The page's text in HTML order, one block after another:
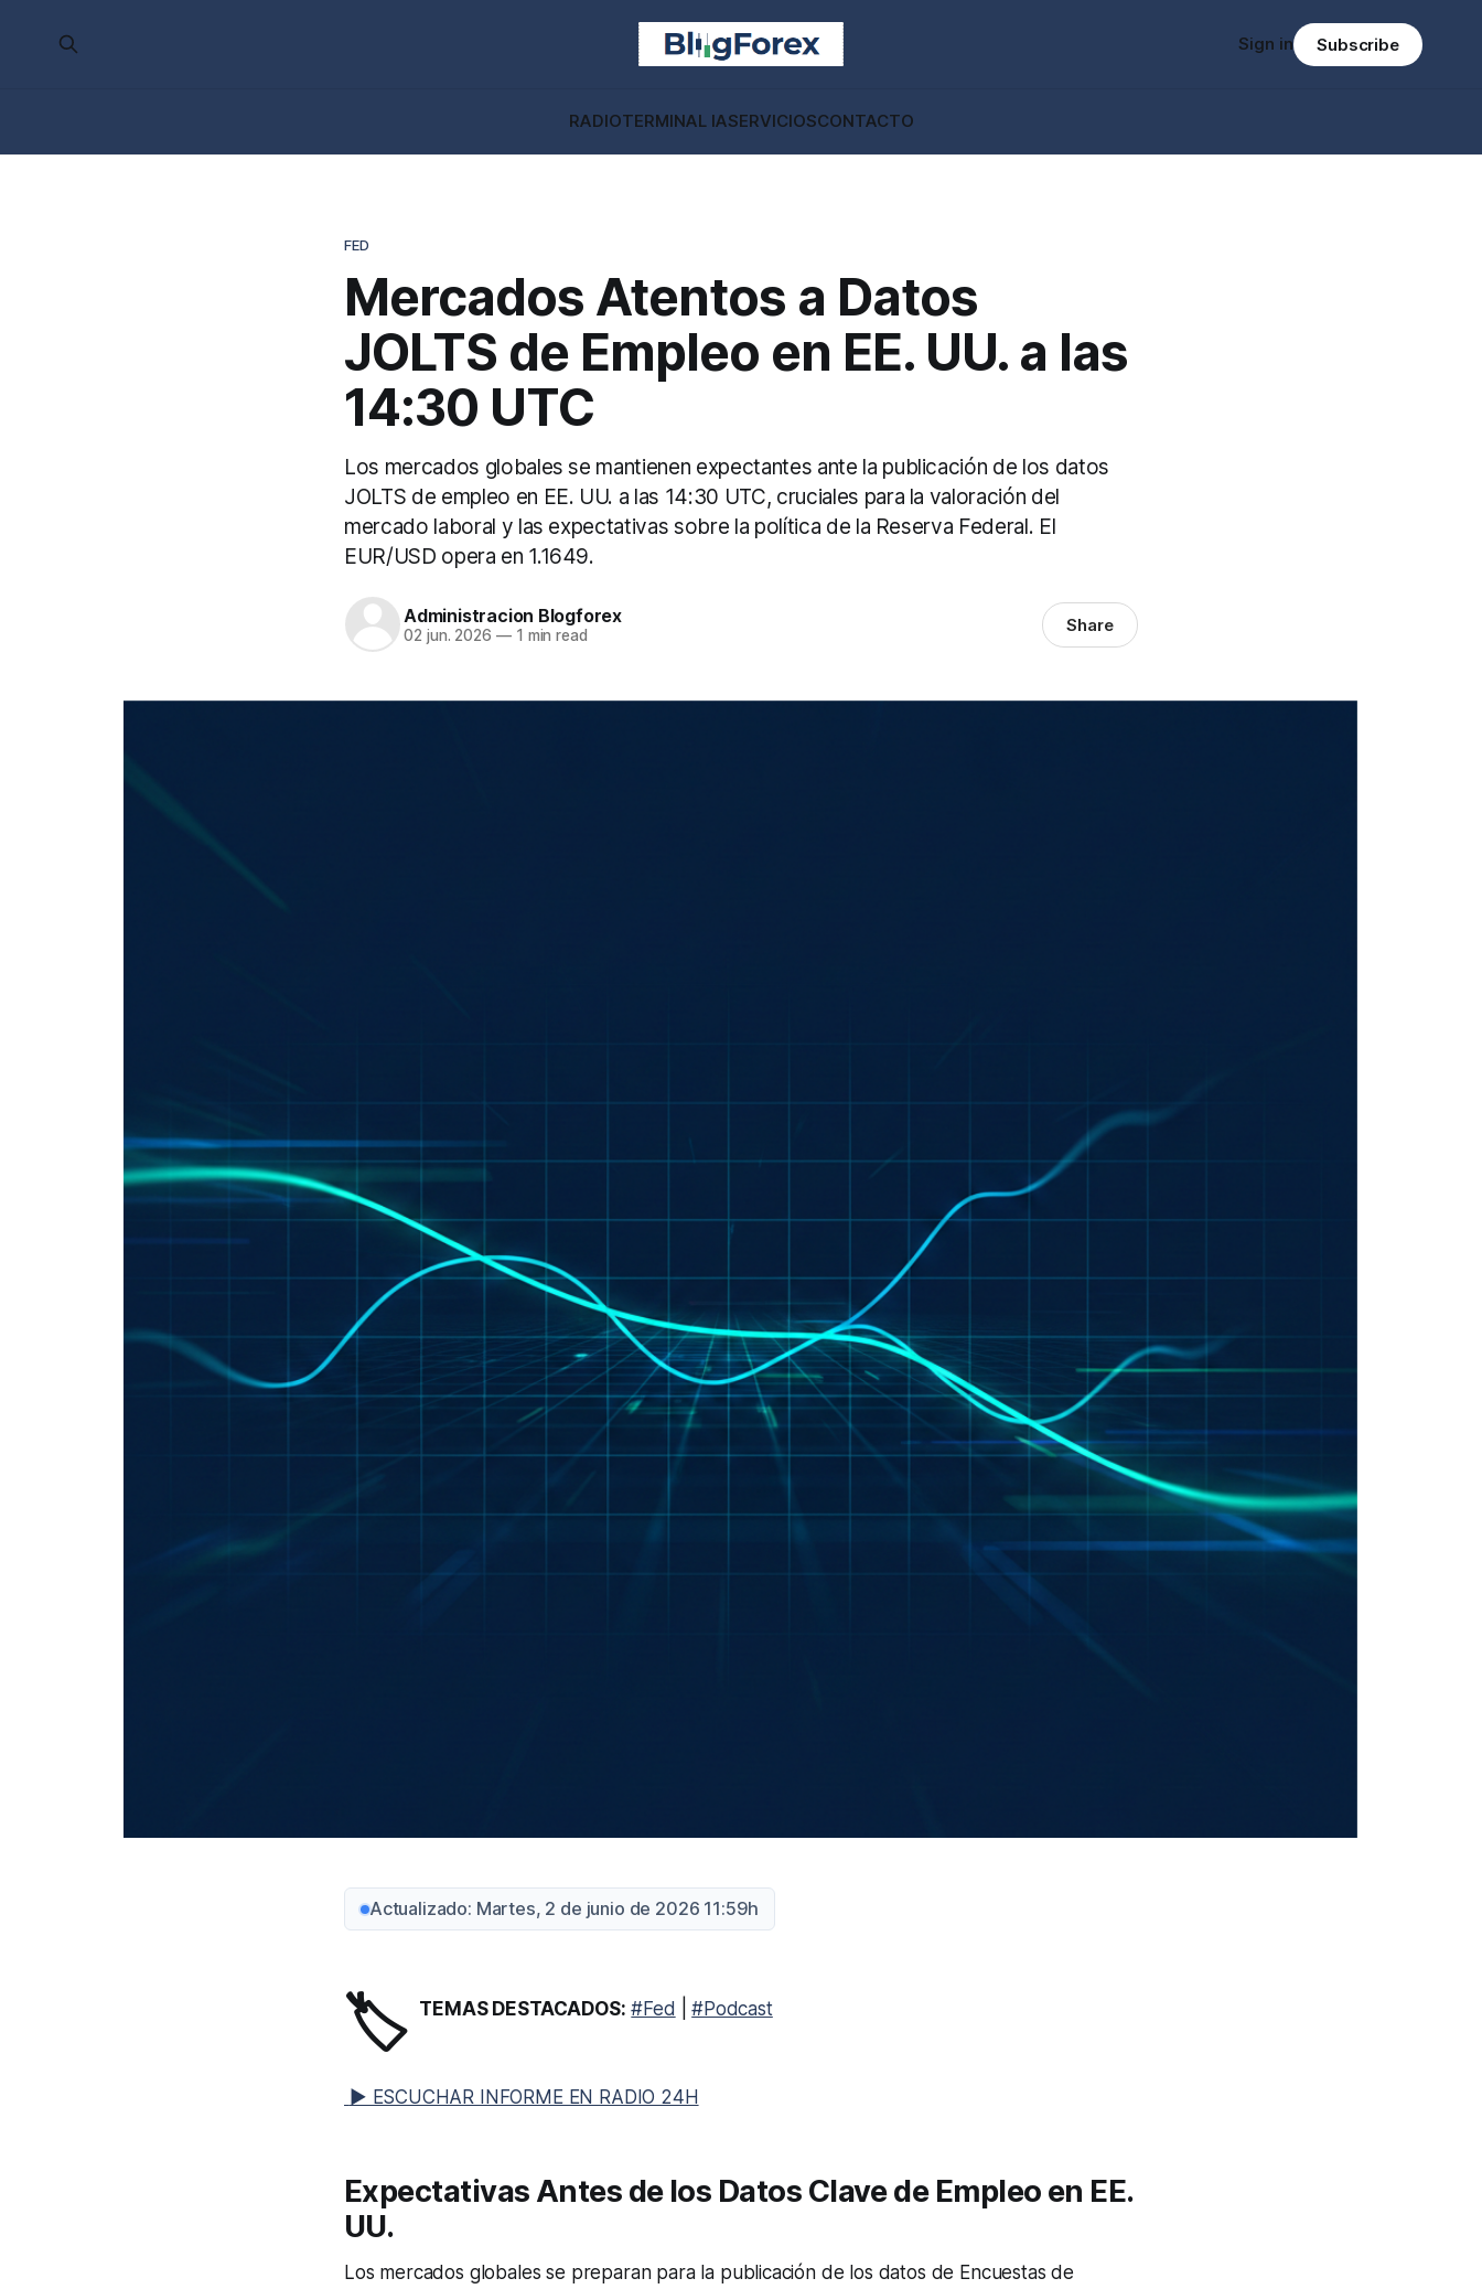
RADIOTERMINAL IASERVICIOSCONTACTO
Sign in Subscribe
FED
Mercados Atentos a Datos
JOLTS de Empleo en EE. UU. a las
14:30 UTC
Los mercados globales se mantienen expectantes ante la publicación de los datos
JOLTS de empleo en EE. UU. a las 14:30 UTC, cruciales para la valoración del
mercado laboral y las expectativas sobre la política de la Reserva Federal. El
EUR/USD opera en 1.1649.
Administracion Blogforex
02 jun. 2026 —1 min read Share
Actualizado: Martes, 2 de junio de 2026 11:59h
🏷️ TEMAS DESTACADOS: #Fed |#Podcast
▶ ESCUCHAR INFORME EN RADIO 24H
Expectativas Antes de los Datos Clave de Empleo en EE.
UU.
Los mercados globales se preparan para la publicación de los datos de Encuestas de